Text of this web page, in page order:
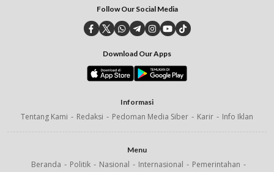
Follow Our Social Media
Download Our Apps
Informasi
Tentang Kami Redaksi Pedoman Media Siber Karir Info Iklan
Menu
Beranda Politik Nasional Internasional
Pemerintahan